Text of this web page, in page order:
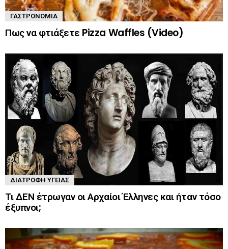
ΓΑΣΤΡΟΝΟΜΊΑ
Πως να φτιάξετε Pizza Waffles (Video)
ΔΙΑΤΡΟΦΉ ΥΓΕΊΑΣ
Τι ΔΕΝ έτρωγαν οι Αρχαίοι Έλληνες και ήταν τόσο
έξυπνοι;